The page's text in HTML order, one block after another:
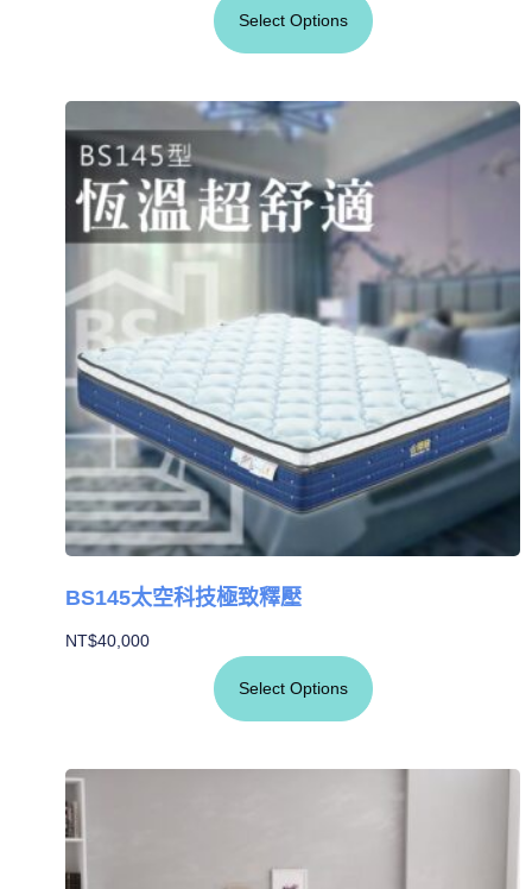
Select Options
BS145太空科技極致釋壓
NT$40,000
Select Options